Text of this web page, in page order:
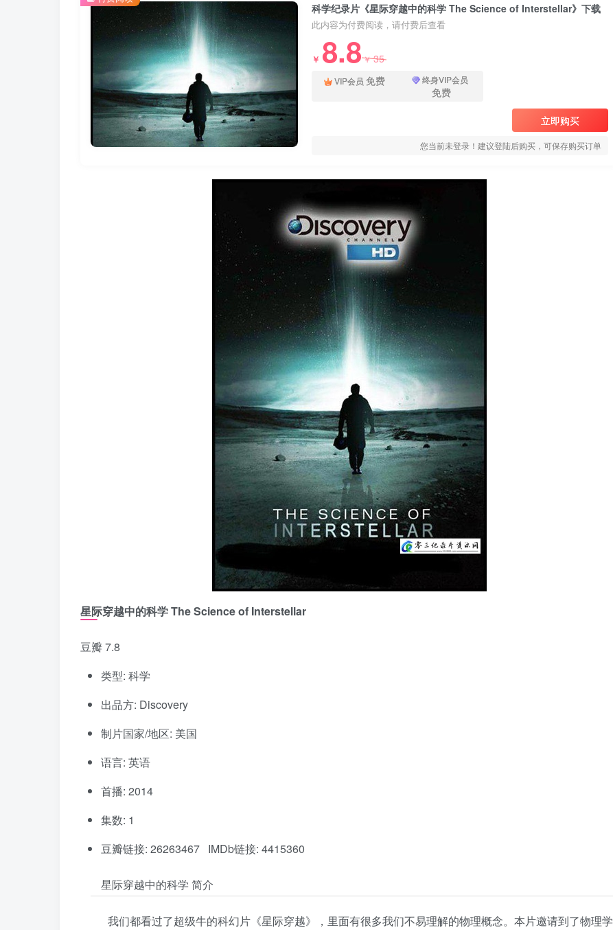
科学纪录片《星际穿越中的科学 The Science of Interstellar》下载
此内容为付费阅读，请付费后查看
￥ 8.8￥35
VIP会员 免费 终身VIP会员
免费
立即购买
您当前未登录！建议登陆后购买，可保存购买订单
星际穿越中的科学 The Science of Interstellar
豆瓣 7.8
类型: 科学
出品方: Discovery
制片国家/地区: 美国
语言: 英语
首播: 2014
集数: 1
豆瓣链接: 26263467 IMDb链接: 4415360
星际穿越中的科学 简介
我们都看过了超级牛的科幻片《星际穿越》，里面有很多我们不易理解的物理概念。本片邀请到了物理学